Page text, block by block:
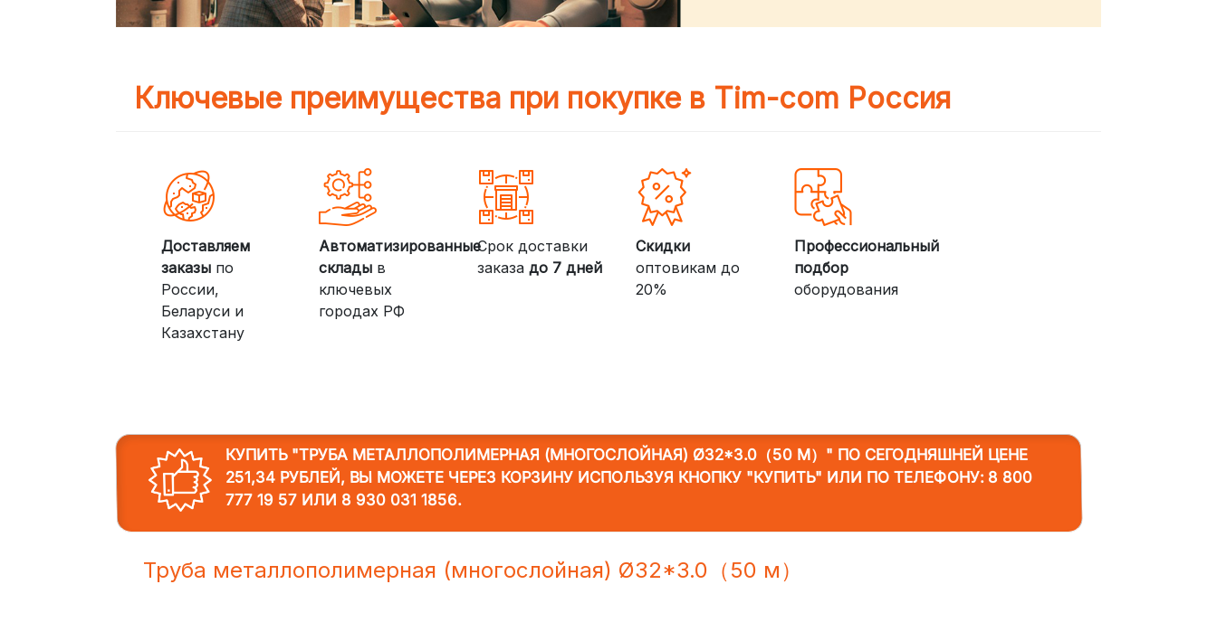
Ключевые преимущества при покупке в Tim-com Россия
Доставляем
заказыпо
России,
Беларуси и
Казахстану
Автоматизированные
склады в
ключевых
городах РФ
Срок доставки
заказадо 7 дней
Скидки
оптовикам до
20%
Профессиональный
подбор
оборудования
КУПИТЬ "ТРУБА МЕТАЛЛОПОЛИМЕРНАЯ (МНОГОСЛОЙНАЯ) Ø32*3.0（50 М）"ПО СЕГОДНЯШНЕЙ ЦЕНЕ
251,34 РУБЛЕЙ, ВЫ МОЖЕТЕ ЧЕРЕЗ КОРЗИНУ ИСПОЛЬЗУЯ КНОПКУ "КУПИТЬ" ИЛИ ПО ТЕЛЕФОНУ: 8 800
777 19 57ИЛИ 8 930 031 1856.
Труба металлополимерная (многослойная) Ø32*3.0（50 м）